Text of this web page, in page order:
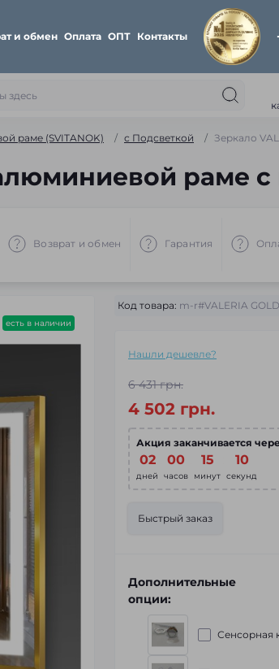
и обмен Оплата ОПТ Контакты
раме (SVITANOK) с Подсветкой Зеркало
раме с
Возврат и обмен Гарантия
есть в наличии
Код товара: m-r#VALERIA GOLD
Нашли дешевле?
6 431 грн.
4 502 грн.
Акция заканчивается
02
дней
00
часов
15
минут
09
секунд
Быстрый заказ
Дополнительные
опции:
Сенсорная